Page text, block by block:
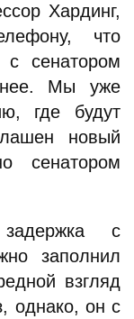
Хардинг,
что
сенатором
нее. Мы уже
где будут
новый
сенатором
с
заполнил
взгляд
однако, он с